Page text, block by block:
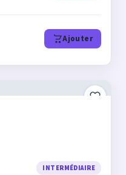
Ajouter
INTERMÉDIAIRE